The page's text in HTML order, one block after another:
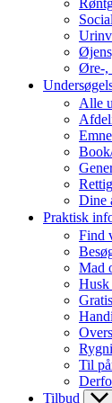
Øre-,
Alle
Dine
Praktisk
Find
Mad
Husk
Til
Tilbud